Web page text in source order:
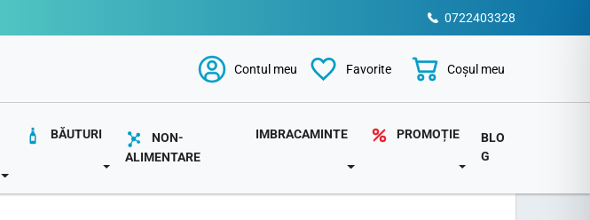
0722403328
Contul meu Favorite Coșul meu
TOGGLE DROPDOWN
BĂUTURI
TOGGLE DROPDOWN
NON-
ALIMENTARE
IMBRACAMINTE
TOGGLE DROPDOWN
PROMOȚIE
TOGGLE DROPDOWN
BLO
G